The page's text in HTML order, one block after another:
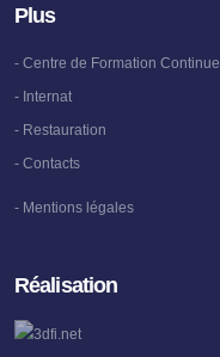
Plus
- Centre de Formation Continue
- Internat
- Restauration
- Contacts
- Mentions légales
Réalisation